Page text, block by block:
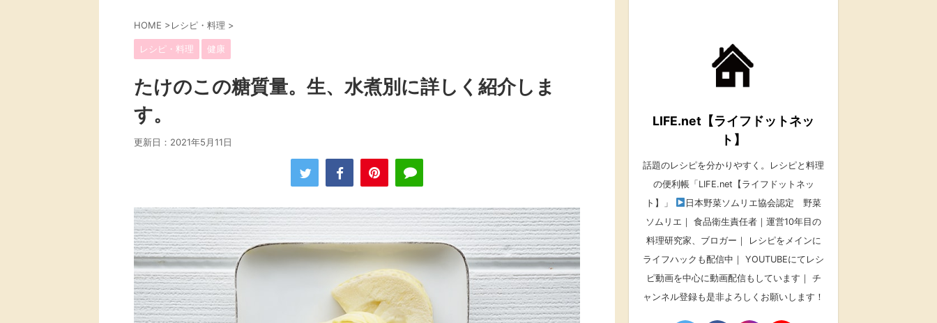
HOME >レシピ・料理 >
レシピ・料理 健康
たけのこの糖質量。生、水煮別に詳しく紹介しま
す。
更新日： 2021年5月11日
LIFE.net【ライフドットネッ
ト】
話題のレシピを分かりやすく。レシピと料理
の便利帳「LIFE.net【ライフドットネッ
ト】」
日本野菜ソムリエ協会認定 野菜
ソムリエ｜ 食品衛生責任者｜運営10年目の
料理研究家、ブロガー｜ レシピをメインに
ライフハックも配信中｜ YOUTUBEにてレシ
ピ動画を中心に動画配信もしています｜ チ
ャンネル登録も是非よろしくお願いします！